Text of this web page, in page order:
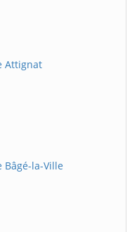
Attignat
la-Ville